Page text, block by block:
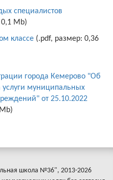
специалистов
Mb)
классе (.pdf, размер: 0,36
города Кемерово "Об
услуги муниципальных
от 25.10.2022
школа №36", 2013-2026